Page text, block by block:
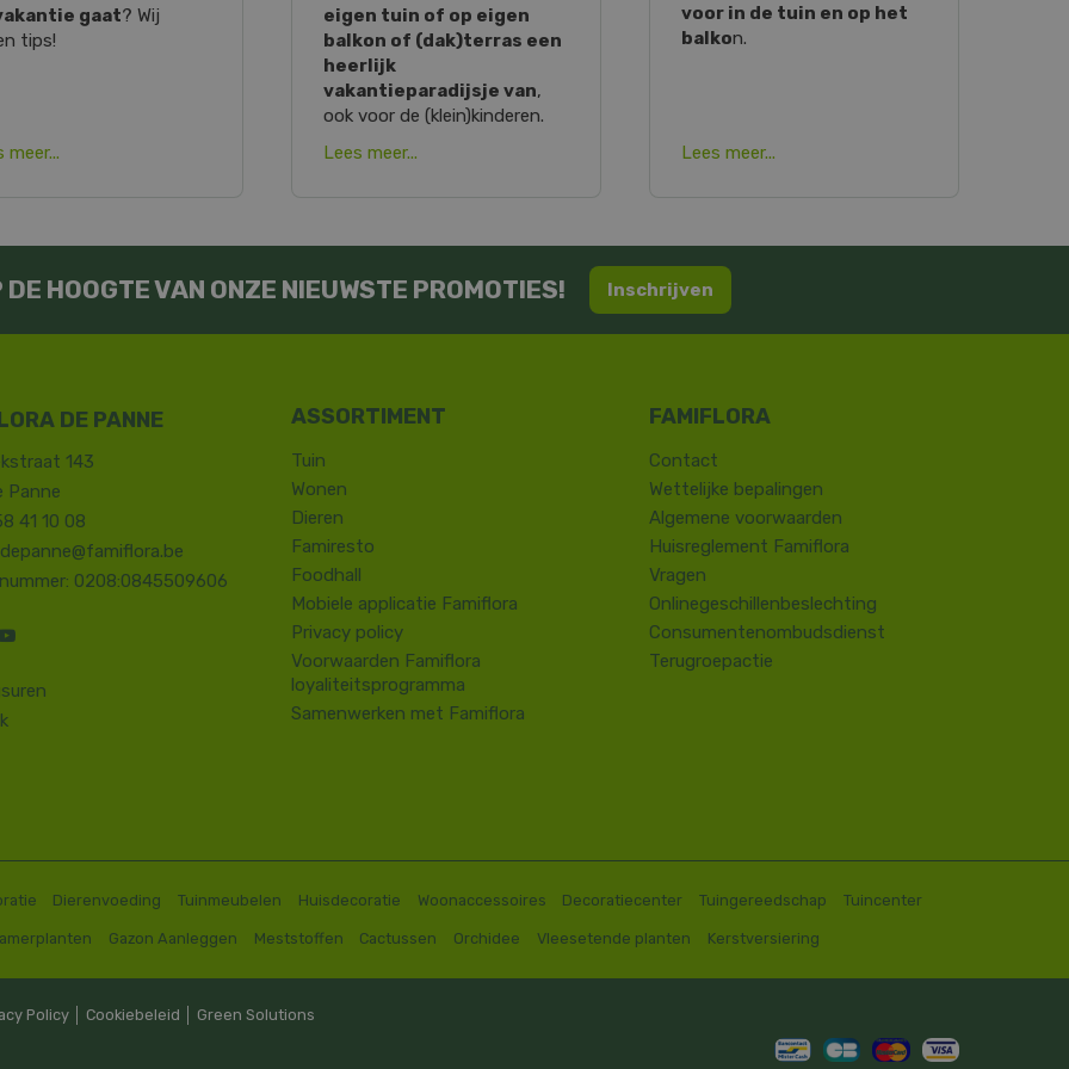
gaat? Wij
tips!
meer...
eigen tuin of op eigen
balkon of (dak)terras een
heerlijk
vakantieparadijsje van,
ook voor de (klein)kinderen.
Lees meer...
voor in de tuin en op het
balkon.
Lees meer...
HOOGTE VAN ONZE NIEUWSTE PROMOTIES! Inschrijven
DE PANNE
143
Panne
41 10 08
0208:0845509606
Tuin
Wonen
Dieren
Famiresto
Foodhall
Mobiele applicatie Famiflora
Privacy policy
Voorwaarden Famiflora
loyaliteitsprogramma
Samenwerken met Famiflora
Contact
​Wettelijke bepalingen
Algemene voorwaarden
Huisreglement Famiflora
Vragen
Onlinegeschillenbeslechting
Consumentenombudsdienst
Terugroepactie
Dierenvoeding Tuinmeubelen Huisdecoratie Woonaccessoires Decoratiecenter Tuingereedschap Tuincenter
Gazon Aanleggen Meststoffen Cactussen Orchidee Vleesetende planten Kerstversiering
Policy Cookiebeleid Green Solutions